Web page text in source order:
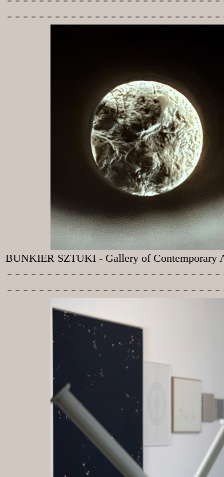
BUNKIER SZTUKI - Gallery of Contemporary
-----------